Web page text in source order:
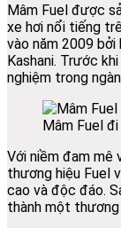
Mâm Fuel được
xe hơi nổi tiếng
vào năm 2009 bởi
Kashani. Trước
nghiệm trong
Mâm Fuel
Với niềm đam mê
thương hiệu Fuel
cao và độc đáo.
thành một